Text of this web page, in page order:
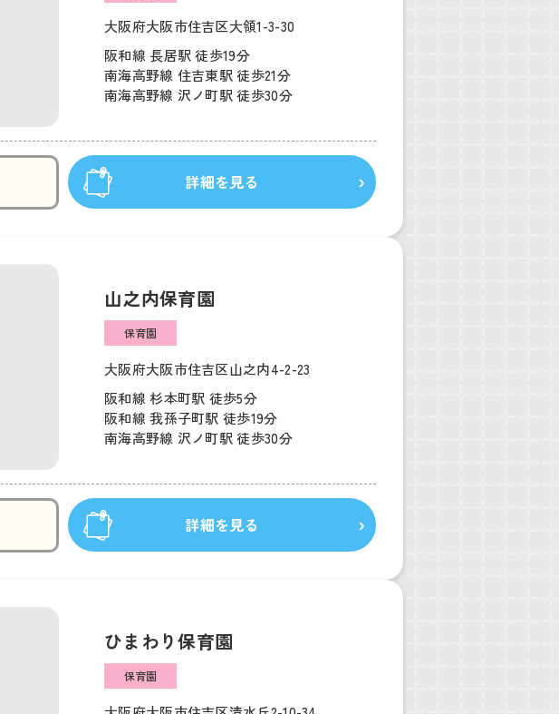
大阪府大阪市住吉区大領1-3-30
阪和線 長居駅 徒歩19分
南海高野線 住吉東駅 徒歩21分
南海高野線 沢ノ町駅 徒歩30分
詳細を見る
山之内保育園
保育園
大阪府大阪市住吉区山之内4-2-23
阪和線 杉本町駅 徒歩5分
阪和線 我孫子町駅 徒歩19分
南海高野線 沢ノ町駅 徒歩30分
詳細を見る
ひまわり保育園
保育園